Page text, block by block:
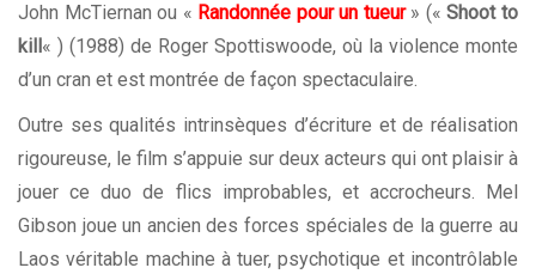
John McTiernan ou « Randonnée pour un tueur» («Shoot to
kill « ) (1988) de Roger Spottiswoode, où la violence monte
d’un cran et est montrée de façon spectaculaire.
Outre ses qualités intrinsèques d’écriture et de réalisation
rigoureuse, le film s’appuie sur deux acteurs qui ont plaisir à
jouer ce duo de flics improbables, et accrocheurs. Mel
Gibson joue un ancien des forces spéciales de la guerre au
Laos véritable machine à tuer, psychotique et incontrôlable